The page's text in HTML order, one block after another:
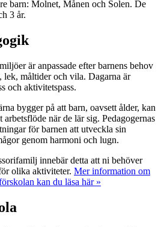
barn: Molnet, Månen och Solen. De
3 år.
är anpassade efter barnens behov
lek, måltider och vila. Dagarna är
och aktivitetspass.
bygger på att barn, oavsett ålder, kan
när de lär sig. Pedagogernas
för barnen att utveckla sin
genom harmoni och lugn.
innebär detta att ni behöver
olika aktiviteter. Mer information om
kan du läsa här »